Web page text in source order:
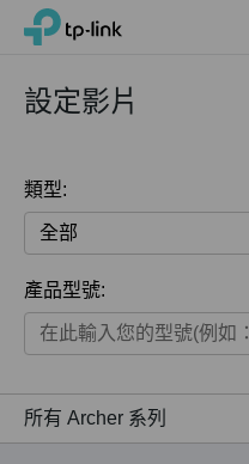
Click
navigation
TP-Link, Reliably Smart
設定影片
類型:
全部
家用產品
商用產品
ISP用產品
產品型號:
所有 Archer 系列